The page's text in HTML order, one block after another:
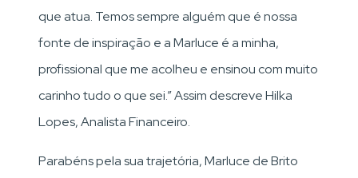
que atua. Temos sempre alguém que é nossa
fonte de inspiração e a Marluce é a minha,
profissional que me acolheu e ensinou com muito
carinho tudo o que sei.” Assim descreve Hilka
Lopes, Analista Financeiro.
Parabéns pela sua trajetória, Marluce de Brito